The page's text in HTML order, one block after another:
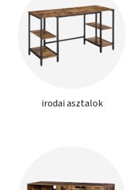
irodai asztalok